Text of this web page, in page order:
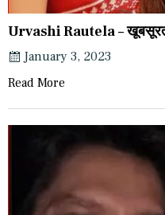
Urvashi Rautela –
January 3, 2023
Read More